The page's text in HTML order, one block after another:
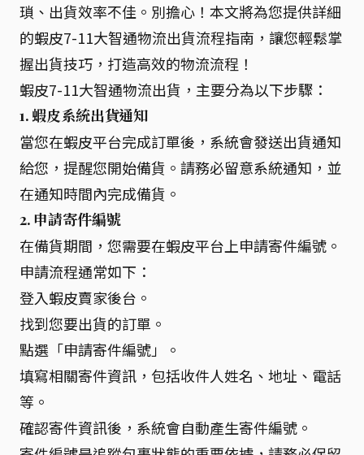
瑣、出貨效率不佳。別擔心！本文將為您提供詳細
的蝦皮7-11大智通物流出貨流程指南，讓您輕鬆掌
握出貨技巧，打造高效的物流流程！
蝦皮7-11大智通物流出貨，主要分為以下步驟：
1. 蝦皮系統出貨通知
當您在蝦皮平台完成訂單後，系統會發送出貨通知
給您，提醒您開始備貨。請務必留意系統通知，並
在通知時間內完成備貨。
2. 申請寄件編號
在備貨期間，您需要在蝦皮平台上申請寄件編號。
申請流程通常如下：
登入蝦皮賣家後台。
找到您要出貨的訂單。
點選「申請寄件編號」。
填寫相關寄件資訊，包括收件人姓名、地址、電話
等。
確認寄件資訊後，系統會自動產生寄件編號。